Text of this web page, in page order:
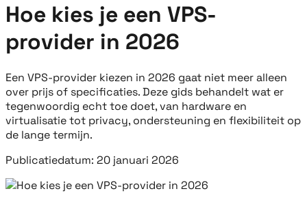
Hoe kies je een VPS-
provider in 2026
Een VPS-provider kiezen in 2026 gaat niet meer alleen
over prijs of specificaties. Deze gids behandelt wat er
tegenwoordig echt toe doet, van hardware en
virtualisatie tot privacy, ondersteuning en flexibiliteit op
de lange termijn.
Publicatiedatum: 20 januari 2026